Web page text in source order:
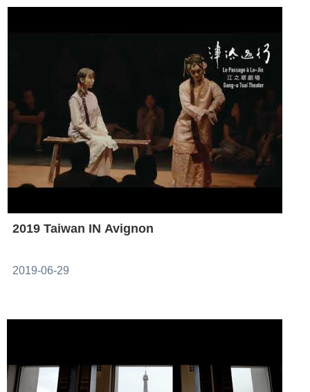
2019 Taiwan IN Avignon
2019-06-29